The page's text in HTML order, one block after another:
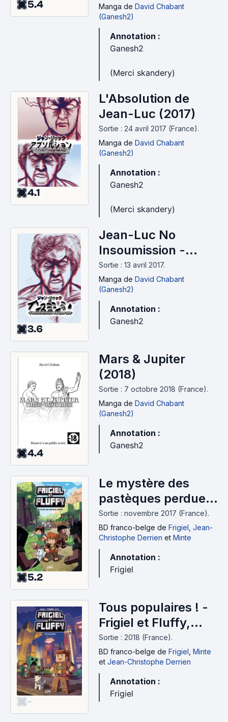
5.4
Jean-Luc, tome 1
(2016)
Manga de David Chabant
(Ganesh2)
Annotation :
Ganesh2
(Merci skandery)
4.1
L'Absolution de
Jean-Luc (2017)
Sortie : 24 avril 2017 (France).
Manga de David Chabant
(Ganesh2)
Annotation :
Ganesh2
(Merci skandery)
3.6
Jean-Luc No
Insoumission -
L'Absolution de
Jean-Luc, tome 2
(2017)
Sortie : 13 avril 2017.
Manga de David Chabant
(Ganesh2)
Annotation :
Ganesh2
4.4
Mars & Jupiter
(2018)
Sortie : 7 octobre 2018 (France).
Manga de David Chabant
(Ganesh2)
Annotation :
Ganesh2
5.2
Le mystère des
pastèques perdues
- Frigiel et Fluffy,
Tome 1 (2017)
Sortie : novembre 2017 (France).
BD franco-belge de Frigiel , Jean-
Christophe Derrien et Minte
Annotation :
Frigiel
-
Tous populaires ! -
Frigiel et Fluffy,
Tome 2 (2018)
Sortie : 2018 (France).
BD franco-belge de Frigiel , Minte
et Jean-Christophe Derrien
Annotation :
Frigiel